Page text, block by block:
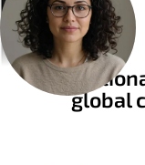
global